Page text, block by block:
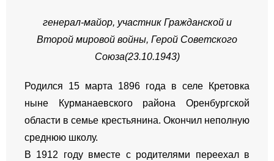
генерал-майор, участник Гражданской и
Второй мировой войны, Герой Советского
Союза(23.10.1943)
Родился 15 марта 1896 года в селе Кретовка
ныне Курманаевского района Оренбургской
области в семье крестьянина. Окончил неполную
среднюю школу.
В 1912 году вместе с родителями переехал в